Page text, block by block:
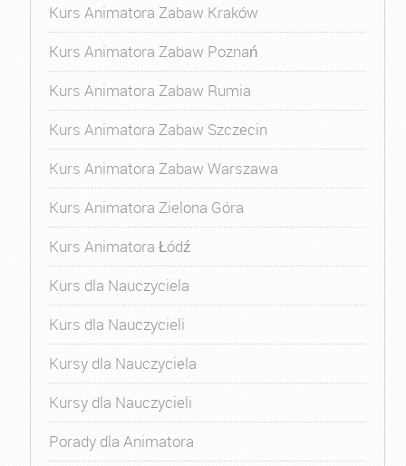
Kurs Animatora Zabaw Kraków
Kurs Animatora Zabaw Poznań
Kurs Animatora Zabaw Rumia
Kurs Animatora Zabaw Szczecin
Kurs Animatora Zabaw Warszawa
Kurs Animatora Zielona Góra
Kurs Animatora Łódź
Kurs dla Nauczyciela
Kurs dla Nauczycieli
Kursy dla Nauczyciela
Kursy dla Nauczycieli
Porady dla Animatora